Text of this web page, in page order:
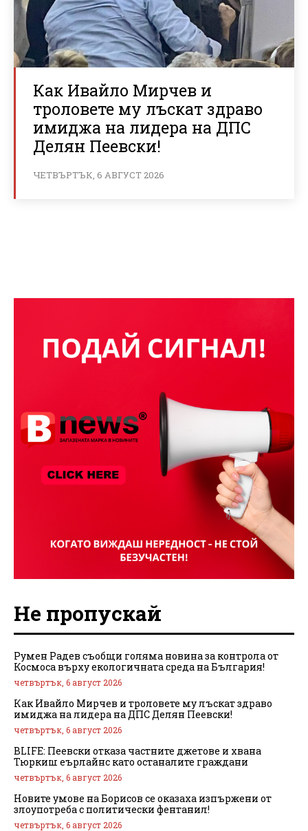
Как Ивайло Мирчев и
троловете му лъскат здраво
имиджа на лидера на ДПС
Делян Пеевски!
ЧЕТВЪРТЪК, 6 АВГУСТ 2026
Не пропускай
Румен Радев съобщи голяма новина за контрола от
Космоса върху екологичната среда на България!
четвъртък, 6 август 2026
Как Ивайло Мирчев и троловете му лъскат здраво
имиджа на лидера на ДПС Делян Пеевски!
четвъртък, 6 август 2026
BLIFE: Пеевски отказа частните джетове и хвана
Тюркиш еърлайнс като останалите граждани
четвъртък, 6 август 2026
Новите умове на Борисов се оказаха изпържени от
злоупотреба с политически фентанил!
четвъртък, 6 август 2026